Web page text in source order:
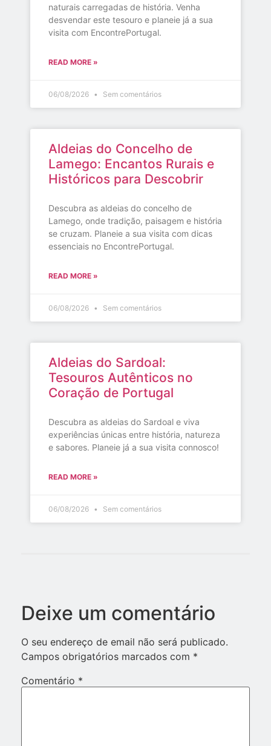
naturais carregadas de história. Venha
desvendar este tesouro e planeie já a sua
visita com EncontrePortugal.
READ MORE »
06/08/2026 Sem comentários
Aldeias do Concelho de
Lamego: Encantos Rurais e
Históricos para Descobrir
Descubra as aldeias do concelho de
Lamego, onde tradição, paisagem e história
se cruzam. Planeie a sua visita com dicas
essenciais no EncontrePortugal.
READ MORE »
06/08/2026 Sem comentários
Aldeias do Sardoal:
Tesouros Autênticos no
Coração de Portugal
Descubra as aldeias do Sardoal e viva
experiências únicas entre história, natureza
e sabores. Planeie já a sua visita connosco!
READ MORE »
06/08/2026 Sem comentários
Deixe um comentário
O seu endereço de email não será publicado.
Campos obrigatórios marcados com *
Comentário *